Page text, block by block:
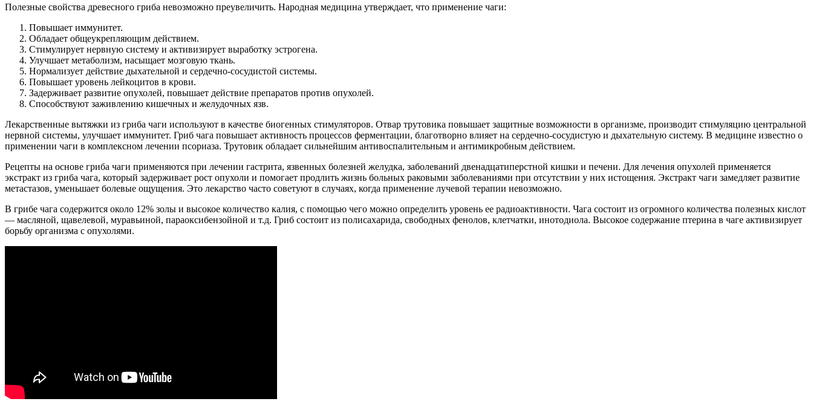
Полезные свойства древесного гриба невозможно преувеличить. Народная медицина утверждает, что применение чаги:
Повышает иммунитет.
Обладает общеукрепляющим действием.
Стимулирует нервную систему и активизирует выработку эстрогена.
Улучшает метаболизм, насыщает мозговую ткань.
Нормализует действие дыхательной и сердечно-сосудистой системы.
Повышает уровень лейкоцитов в крови.
Задерживает развитие опухолей, повышает действие препаратов против опухолей.
Способствуют заживлению кишечных и желудочных язв.
Лекарственные вытяжки из гриба чаги используют в качестве биогенных стимуляторов. Отвар трутовика повышает защитные возможности в организме, производит стимуляцию центральной
нервной системы, улучшает иммунитет. Гриб чага повышает активность процессов ферментации, благотворно влияет на сердечно-сосудистую и дыхательную систему. В медицине известно о
применении чаги в комплексном лечении псориаза. Трутовик обладает сильнейшим антивоспалительным и антимикробным действием.
Рецепты на основе гриба чаги применяются при лечении гастрита, язвенных болезней желудка, заболеваний двенадцатиперстной кишки и печени. Для лечения опухолей применяется
экстракт из гриба чага, который задерживает рост опухоли и помогает продлить жизнь больных раковыми заболеваниями при отсутствии у них истощения. Экстракт чаги замедляет развитие
метастазов, уменьшает болевые ощущения. Это лекарство часто советуют в случаях, когда применение лучевой терапии невозможно.
В грибе чага содержится около 12% золы и высокое количество калия, с помощью чего можно определить уровень ее радиоактивности. Чага состоит из огромного количества полезных кислот
— масляной, щавелевой, муравьиной, параоксибензойной и т.д. Гриб состоит из полисахарида, свободных фенолов, клетчатки, инотодиола. Высокое содержание птерина в чаге активизирует
борьбу организма с опухолями.